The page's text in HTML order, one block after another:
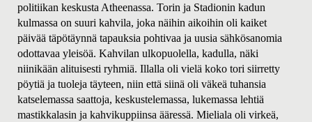
politiikan keskusta Atheenassa. Torin ja Stadionin kadun
kulmassa on suuri kahvila, joka näihin aikoihin oli kaiket
päivää täpötäynnä tapauksia pohtivaa ja uusia sähkösanomia
odottavaa yleisöä. Kahvilan ulkopuolella, kadulla, näki
niinikään alituisesti ryhmiä. Illalla oli vielä koko tori siirretty
pöytiä ja tuoleja täyteen, niin että siinä oli väkeä tuhansia
katselemassa saattoja, keskustelemassa, lukemassa lehtiä
mastikkalasin ja kahvikuppiinsa ääressä. Mieliala oli virkeä,